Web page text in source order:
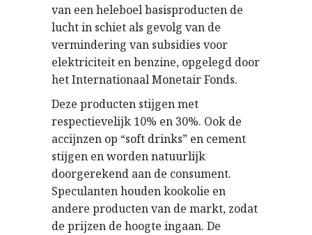
van een heleboel basisproducten de
lucht in schiet als gevolg van de
vermindering van subsidies voor
elektriciteit en benzine, opgelegd door
het Internationaal Monetair Fonds.
Deze producten stijgen met
respectievelijk 10% en 30%. Ook de
accijnzen op “soft drinks” en cement
stijgen en worden natuurlijk
doorgerekend aan de consument.
Speculanten houden kookolie en
andere producten van de markt, zodat
de prijzen de hoogte ingaan. De